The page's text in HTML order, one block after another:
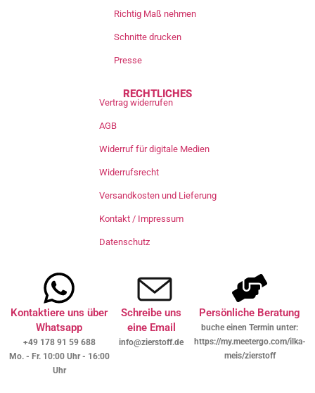
Richtig Maß nehmen
Schnitte drucken
Presse
RECHTLICHES
Vertrag widerrufen
AGB
Widerruf für digitale Medien
Widerrufsrecht
Versandkosten und Lieferung
Kontakt / Impressum
Datenschutz
Kontaktiere uns über
Whatsapp
+49 178 91 59 688
Mo. - Fr. 10:00 Uhr - 16:00
Uhr
Schreibe uns
eine Email
info@zierstoff.de
Persönliche Beratung
buche einen Termin unter:
https://my.meetergo.com/ilka-
meis/zierstoff